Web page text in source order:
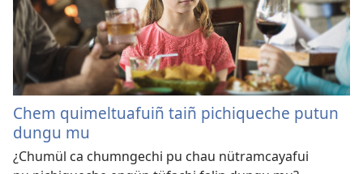
Chem quimeltuafuiñ taiñ pichiqueche putun
dungu mu
¿Chumül ca chumngechi pu chau nütramcayafui